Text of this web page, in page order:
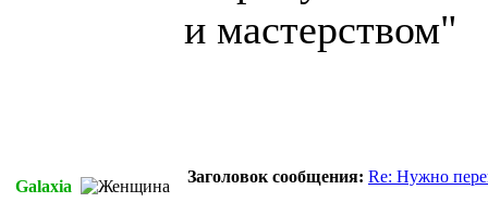
и мастерством"
Galaxia
Заголовок сообщения: Re: Нужно